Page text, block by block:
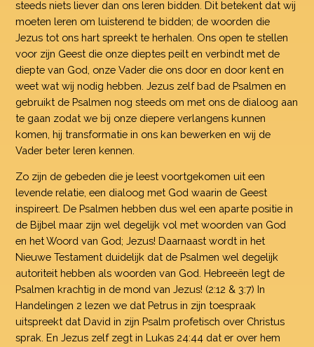
steeds niets liever dan ons leren bidden. Dit betekent dat wij
moeten leren om luisterend te bidden; de woorden die
Jezus tot ons hart spreekt te herhalen. Ons open te stellen
voor zijn Geest die onze dieptes peilt en verbindt met de
diepte van God, onze Vader die ons door en door kent en
weet wat wij nodig hebben. Jezus zelf bad de Psalmen en
gebruikt de Psalmen nog steeds om met ons de dialoog aan
te gaan zodat we bij onze diepere verlangens kunnen
komen, hij transformatie in ons kan bewerken en wij de
Vader beter leren kennen.
Zo zijn de gebeden die je leest voortgekomen uit een
levende relatie, een dialoog met God waarin de Geest
inspireert. De Psalmen hebben dus wel een aparte positie in
de Bijbel maar zijn wel degelijk vol met woorden van God
en het Woord van God; Jezus! Daarnaast wordt in het
Nieuwe Testament duidelijk dat de Psalmen wel degelijk
autoriteit hebben als woorden van God. Hebreeën legt de
Psalmen krachtig in de mond van Jezus! (2:12 & 3:7) In
Handelingen 2 lezen we dat Petrus in zijn toespraak
uitspreekt dat David in zijn Psalm profetisch over Christus
sprak. En Jezus zelf zegt in Lukas 24:44 dat er over hem